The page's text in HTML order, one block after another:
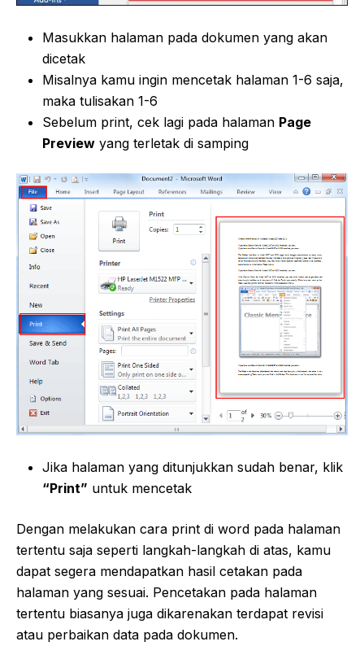
Masukkan halaman pada dokumen yang akan
dicetak
Misalnya kamu ingin mencetak halaman 1-6 saja,
maka tulisakan 1-6
Sebelum print, cek lagi pada halaman Page
Preview yang terletak di samping
Jika halaman yang ditunjukkan sudah benar, klik
“Print” untuk mencetak
Dengan melakukan cara print di word pada halaman
tertentu saja seperti langkah-langkah di atas, kamu
dapat segera mendapatkan hasil cetakan pada
halaman yang sesuai. Pencetakan pada halaman
tertentu biasanya juga dikarenakan terdapat revisi
atau perbaikan data pada dokumen.